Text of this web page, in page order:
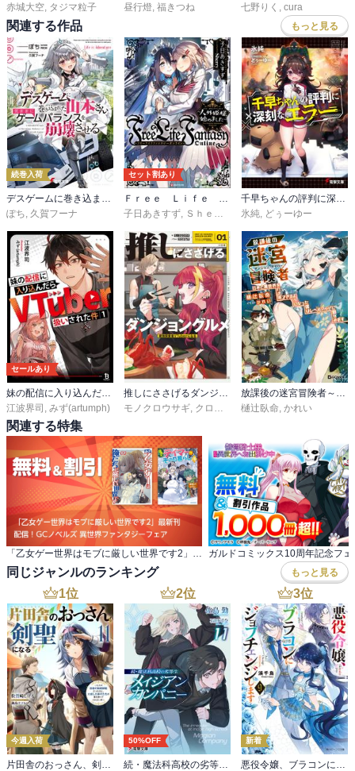
赤城大空 タジマ粒子
昼行燈 福きつね
七野りく
cura
関連する作品 もっと見る
続巻入荷
デスゲームに巻き込まれた山本さん、気ままにゲームバランスを崩壊させる
ぽち, 久賀フーナ
セット割あり
Ｆｒｅｅ Ｌｉｆｅ Ｆａｎｔａｓｙ Ｏｎｌｉｎｅ ～人外姫様、始めました～
子日あきすず, Ｓｈｅｒｒｙ
千早ちゃんの評判に深刻なエラー
氷純, どぅーゆー
セールあり
江波界司 みず(artumph)
モノクロウサギ クロがねや
樋辻臥命 かれい
関連する特集
同じジャンルのランキング もっと見る
1位
今週入荷
片田舎のおっさん、剣聖になる 11 ～ただの田舎の剣術師範だったのに、大成した弟子たちが俺を放ってくれない件～
2位
50%OFF
続・魔法科高校の劣等生 メイジアン・カンパニー(11)
3位
新着
悪役令嬢、ブラコンにジョブチェンジします９【電子特典付き】